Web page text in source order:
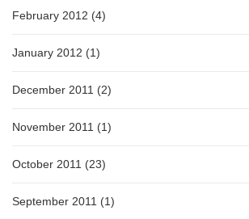
February 2012 (4)
January 2012 (1)
December 2011 (2)
November 2011 (1)
October 2011 (23)
September 2011 (1)